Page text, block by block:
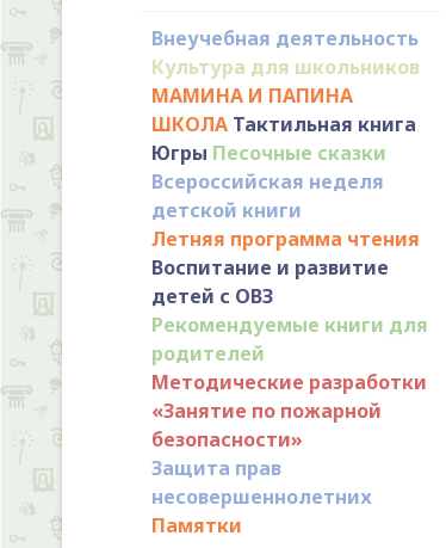
Внеучебная деятельность
Культура для школьников
МАМИНА И ПАПИНА
ШКОЛА Тактильная книга
Югры Песочные сказки
Всероссийская неделя
детской книги
Летняя программа чтения
Воспитание и развитие
детей с ОВЗ
Рекомендуемые книги для
родителей
Методические разработки
«Занятие по пожарной
безопасности»
Защита прав
несовершеннолетних
Памятки